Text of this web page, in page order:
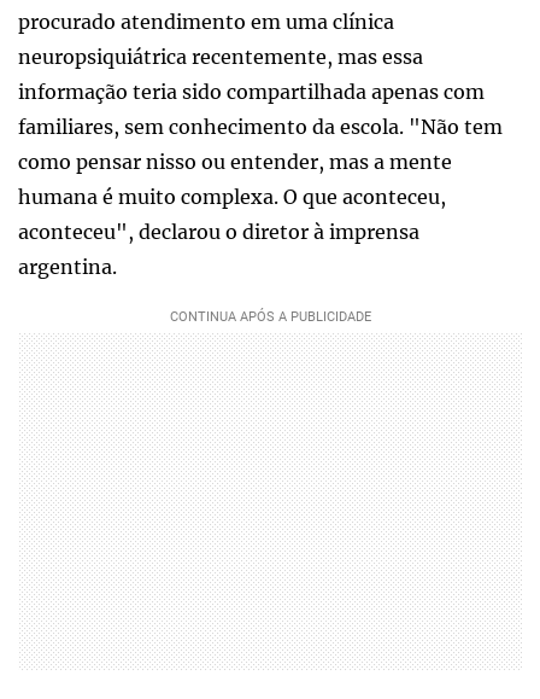
procurado atendimento em uma clínica
neuropsiquiátrica recentemente, mas essa
informação teria sido compartilhada apenas com
familiares, sem conhecimento da escola. "Não tem
como pensar nisso ou entender, mas a mente
humana é muito complexa. O que aconteceu,
aconteceu", declarou o diretor à imprensa
argentina.